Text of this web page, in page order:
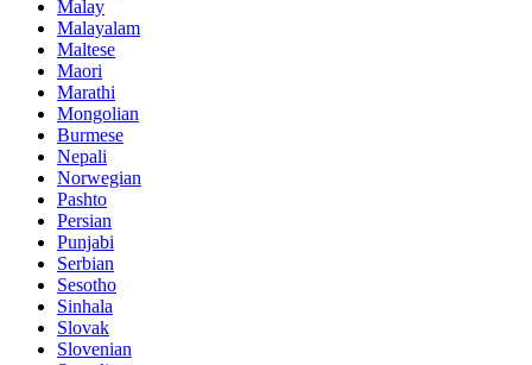
Malay
Malayalam
Maltese
Maori
Marathi
Mongolian
Burmese
Nepali
Norwegian
Pashto
Persian
Punjabi
Serbian
Sesotho
Sinhala
Slovak
Slovenian